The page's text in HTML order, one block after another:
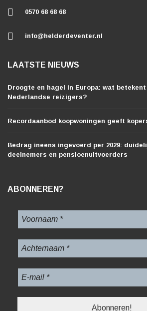
0570 68 68 68
info@helderdeventer.nl
LAATSTE NIEUWS
Droogte en hagel in Europa: wat
Nederlandse reizigers?
Recordaanbod koopwoningen geeft
Bedrag ineens ingevoerd per 2029:
deelnemers en pensioenuitvoerders
ABONNEREN?